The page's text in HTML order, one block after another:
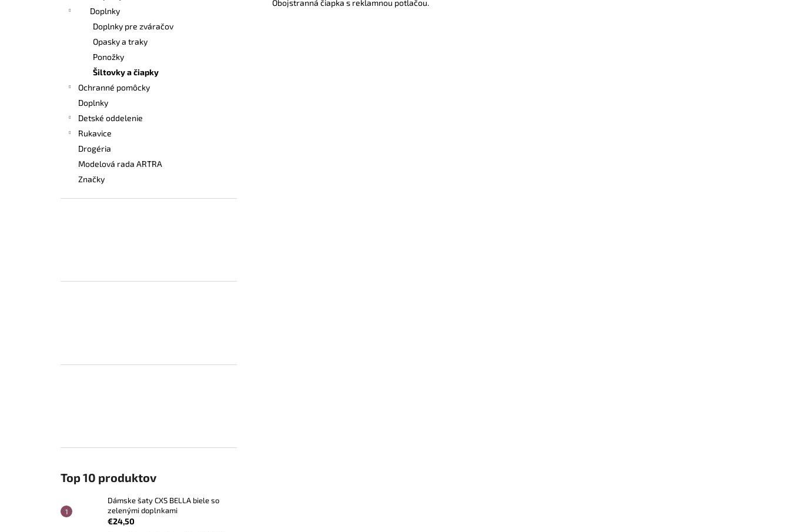
Doplnky
Doplnky pre zváračov
Opasky a traky
Ponožky
Šiltovky a čiapky
Ochranné pomôcky
Doplnky
Detské oddelenie
Rukavice
Drogéria
Modelová rada ARTRA
Značky
Top 10 produktov
Dámske šaty CXS BELLA biele so
zelenými doplnkami
€24,50
Obojstranná čiapka s reklamnou potlačou.